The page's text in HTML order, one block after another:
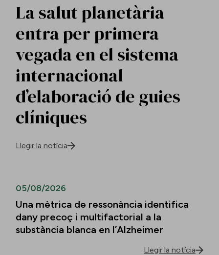
La salut planetària
entra per primera
vegada en el sistema
internacional
d’elaboració de guies
clíniques
Llegir la notícia
05/08/2026
Una mètrica de ressonància identifica
dany precoç i multifactorial a la
substància blanca en l’Alzheimer
Llegir la notícia